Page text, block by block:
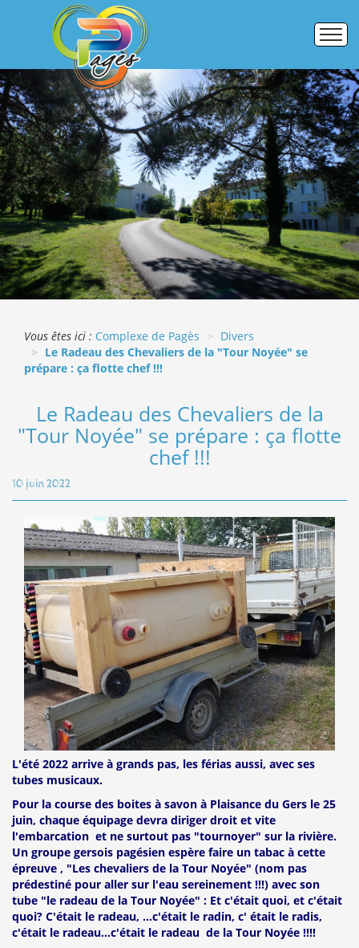
Accueil
Établissements
Pôle formation
Activités commerciales
Galerie photos
ERASMUS +
Vous êtes ici : Complexe de Pagès
Divers
Le Radeau des Chevaliers de la "Tour Noyée" se
prépare : ça flotte chef !!!
Le Radeau des Chevaliers de la
"Tour Noyée" se prépare : ça flotte
chef !!!
10 juin 2022
L'été 2022 arrive à grands pas, les férias aussi, avec ses
tubes musicaux.
Pour la course des boites à savon à Plaisance du Gers le 25
juin, chaque équipage devra diriger droit et vite
l'embarcation et ne surtout pas "tournoyer" sur la rivière.
Un groupe gersois pagésien espère faire un tabac à cette
épreuve , "Les chevaliers de la Tour Noyée" (nom pas
prédestiné pour aller sur l'eau sereinement !!!) avec son
tube "le radeau de la Tour Noyée" : Et c'était quoi, et c'était
quoi? C'était le radeau, ...c'était le radin, c' était le radis,
c'était le radeau...c'était le radeau de la Tour Noyée !!!!